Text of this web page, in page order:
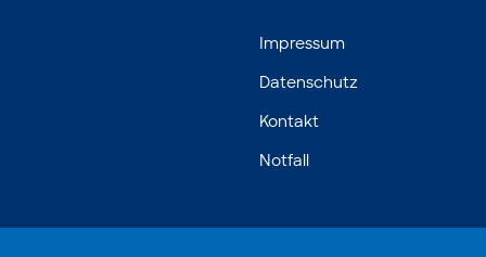
Impressum
Datenschutz
Kontakt
Notfall